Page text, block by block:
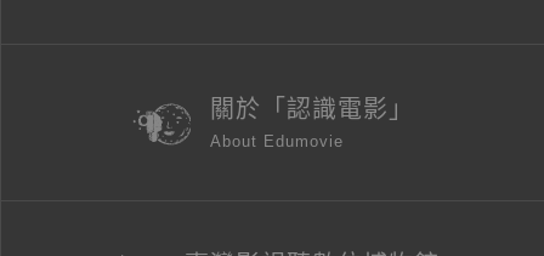
關於「認識電影」
About Edumovie